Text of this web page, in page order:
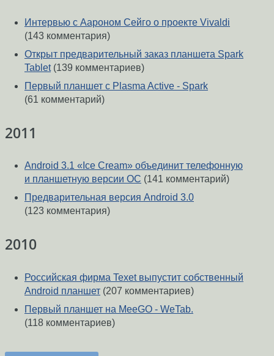
Интервью с Аароном Сейго о проекте Vivaldi
(143 комментария)
Открыт предварительный заказ планшета Spark
Tablet(139 комментариев)
Первый планшет с Plasma Active - Spark
(61 комментарий)
2011
Android 3.1 «Ice Cream» объединит телефонную
и планшетную версии ОС (141 комментарий)
Предварительная версия Android 3.0
(123 комментария)
2010
Российская фирма Texet выпустит собственный
Android планшет (207 комментариев)
Первый планшет на MeeGO - WeTab.
(118 комментариев)